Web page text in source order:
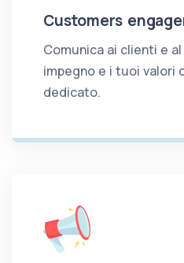
Customers
Comunica ai clienti e
impegno e i tuoi valori
dedicato.